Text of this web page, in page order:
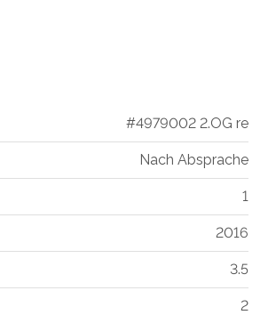
#4979002 2.OG re
Nach Absprache
1
2016
3.5
2